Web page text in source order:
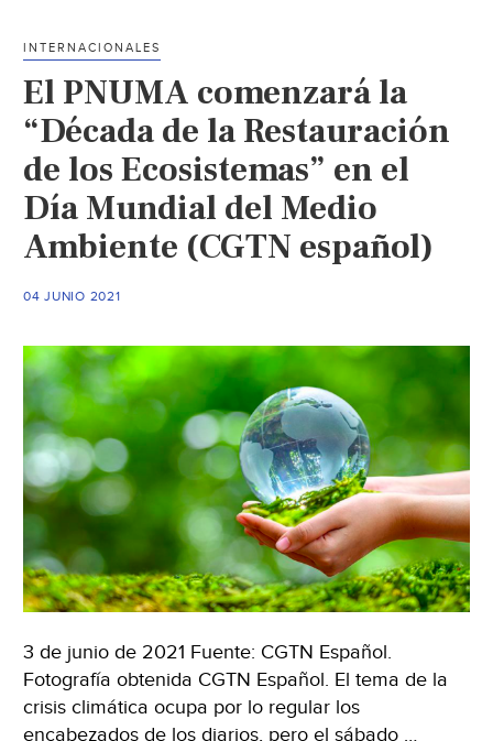
la
mayor
pérdida
de
ecosistemas:
(La
INTERNACIONALES
El PNUMA comenzará la
“Década de la Restauración
de los Ecosistemas” en el
Día Mundial del Medio
Ambiente (CGTN español)
04 JUNIO 2021
3 de junio de 2021 Fuente: CGTN Español.
Fotografía obtenida CGTN Español. El tema de la
crisis climática ocupa por lo regular los
encabezados de los diarios, pero el sábado …